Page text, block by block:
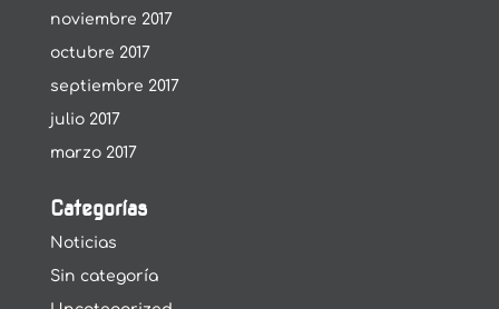
noviembre 2017
octubre 2017
septiembre 2017
julio 2017
marzo 2017
Categorías
Noticias
Sin categoría